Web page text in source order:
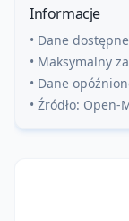
Informacje
• Dane
• Maksymalny
• Dane
• Źródło: Open-